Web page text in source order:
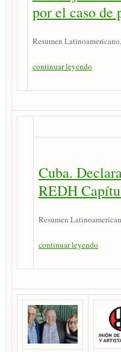
por el caso de
Resumen
continuar leyendo
Cuba.
REDH
Resumen
continuar leyendo